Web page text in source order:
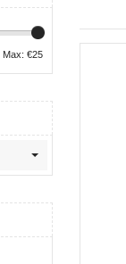
Max: €25